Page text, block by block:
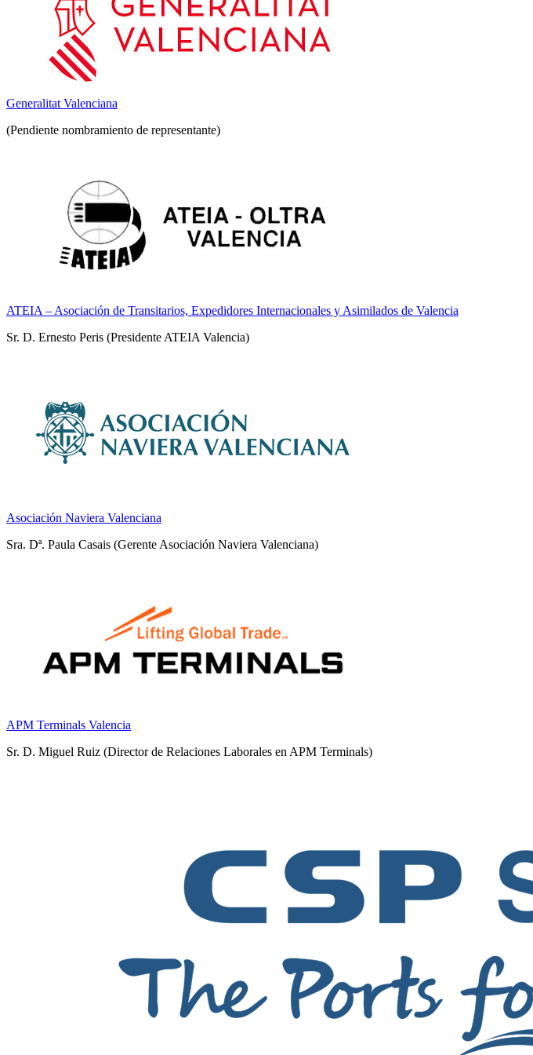
Generalitat Valenciana
(Pendiente nombramiento de representante)
ATEIA – Asociación de Transitarios, Expedidores Internacionales y Asimilados de Valencia
Sr. D. Ernesto Peris (Presidente ATEIA Valencia)
Asociación Naviera Valenciana
Sra. Dª. Paula Casais (Gerente Asociación Naviera Valenciana)
APM Terminals Valencia
Sr. D. Miguel Ruiz (Director de Relaciones Laborales en APM Terminals)